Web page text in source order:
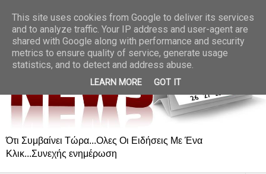
Ότι Συμβαίνει Τώρα...Ολες Οι Ειδήσεις Με Ένα
Κλικ...Συνεχής ενημέρωση
This site uses cookies from Google to deliver its services
and to analyze traffic. Your IP address and user-agent are
shared with Google along with performance and security
metrics to ensure quality of service, generate usage
statistics, and to detect and address abuse.
LEARN MORE GOT IT